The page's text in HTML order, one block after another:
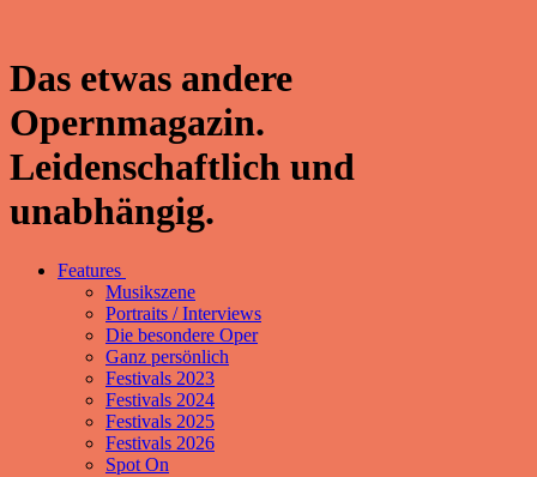
Das etwas andere
Opernmagazin.
Leidenschaftlich und
unabhängig.
Features
Musikszene
Portraits / Interviews
Die besondere Oper
Ganz persönlich
Festivals 2023
Festivals 2024
Festivals 2025
Festivals 2026
Spot On